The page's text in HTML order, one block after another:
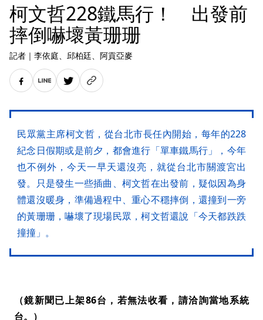
柯文哲228鐵馬行！ 出發前
摔倒嚇壞黃珊珊
記者 ｜ 李依庭、邱柏廷、阿貢亞麥
民眾黨主席柯文哲，從台北市長任內開始，每年的228
紀念日假期或是前夕，都會進行「單車鐵馬行」，今年
也不例外，今天一早天還沒亮，就從台北市關渡宮出
發。只是發生一些插曲、柯文哲在出發前，疑似因為身
體還沒暖身，準備過程中、重心不穩摔倒，還撞到一旁
的黃珊珊，嚇壞了現場民眾，柯文哲還說「今天都跌跌
撞撞」。
（鏡新聞已上架86台，若無法收看，請洽詢當地系統
台。）